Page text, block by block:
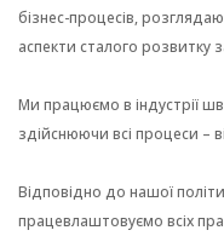
бізнес-процесів,
аспекти сталого розвитку
Ми працюємо в індустрії
здійснюючи всі процеси –
Відповідно до нашої
працевлаштовуємо всіх